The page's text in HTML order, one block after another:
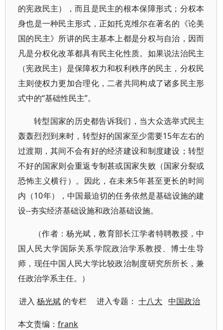
的宪政民主），而且是民主的根本保障形式；分权本
身也是一种民主形式，正如托克维尔在著名的《论美
国的民主》所讲的民主基本上都是分权与自治，因而
凡是分权化改革都具有民主化性质。如果说法治民主
（宪政民主）是保障权力和权利秩序的民主，分权民
主则使权力更加合理化，二者共同构成了诸多民主形
式中的“基础性民主”。
转型国家的历史都告诉我们，当大众选举式民主
轰轰烈烈到来时，转型好的国家至少需要15年左右的
过渡期，其间不会有好的经济建设和制度建设；转型
不好的国家则会重返专制甚或国家失败（国家分裂或
恐怖主义横行）。因此，在未来5年甚至更长的时间
内（10年），中国最迫切的任务依然是基础设施的建
设--夯实经济基础设施和政治基础设施。
（作者：杨光斌，教育部长江学者特聘教授，中
国人民大学国际关系学院政治学系教授、博士生导
师，现任中国人民大学比较政治制度研究所所长，兼
任政治学系主任。）
进入杨光斌 的专栏 进入专题：十八大 中国政治
本文责编： frank